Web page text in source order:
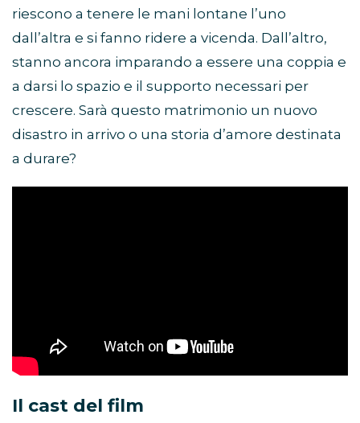
riescono a tenere le mani lontane l’uno
dall’altra e si fanno ridere a vicenda. Dall’altro,
stanno ancora imparando a essere una coppia e
a darsi lo spazio e il supporto necessari per
crescere. Sarà questo matrimonio un nuovo
disastro in arrivo o una storia d’amore destinata
a durare?
Il cast del film